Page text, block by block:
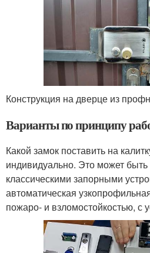
Конструкция на дверце из
Варианты по принципу
Какой замок поставить на
индивидуально. Это может быть
классическими запорными
автоматическая
пожаро- и взломостойкостью, с